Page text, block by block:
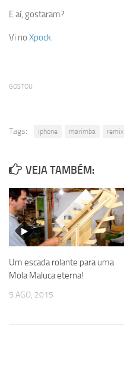
E aí, gostaram?
Vi no Xpock.
GOSTOU
Tags: iphone marimba remix
VEJA TAMBÉM:
Um escada rolante para uma
Mola Maluca eterna!
5 AGO, 2015